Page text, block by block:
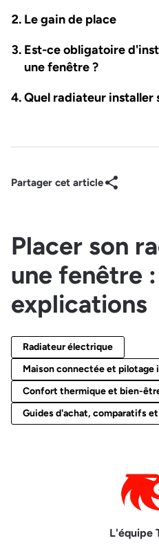
Le gain de place
Est-ce obligatoire
une fenêtre ?
Quel radiateur installer
Partager cet article
Placer son
une fenêtre
explications
Radiateur électrique
Maison connectée et pilotage
Confort thermique et bien-
Guides d'achat, comparatifs
L'équipe